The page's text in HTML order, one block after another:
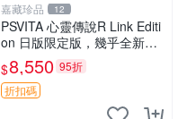
嘉藏珍品 12
PSVITA 心靈傳說R Link Editi
on 日版限定版，幾乎全新，
配件齊全，原裝包裝盒，說明
書，底座，掛件，布袋，卡都
在，游戲光盤已拆封但保存
$8,550 95折
折扣碼